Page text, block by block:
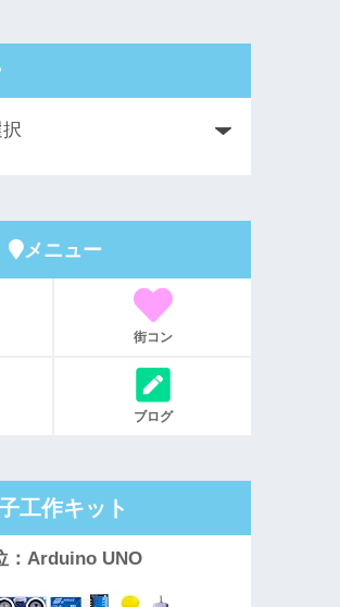
メニュー
街コン
ブログ
工作キット
：Arduino UNO